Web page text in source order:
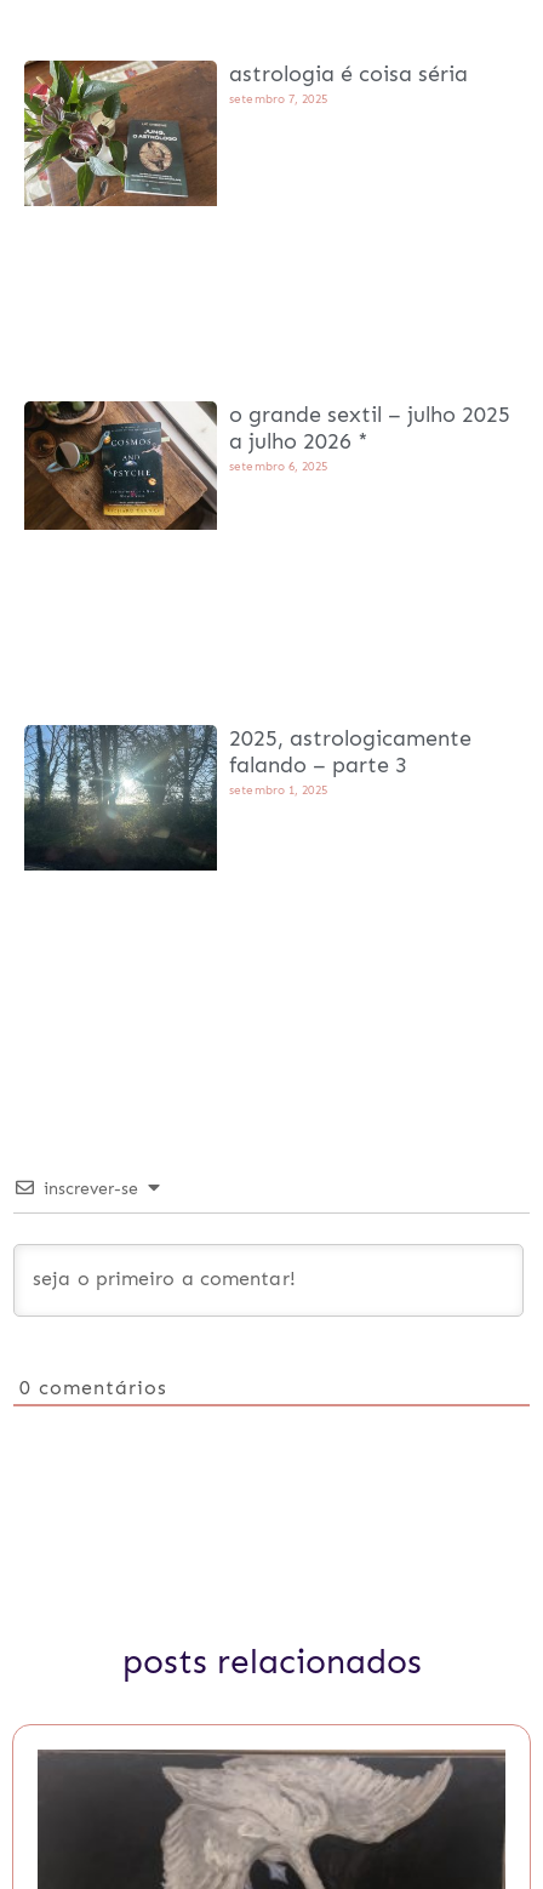
astrologia é coisa séria
setembro 7, 2025
o grande sextil – julho 2025
a julho 2026 *
setembro 6, 2025
2025, astrologicamente
falando – parte 3
setembro 1, 2025
inscrever-se
0 comentários
posts relacionados